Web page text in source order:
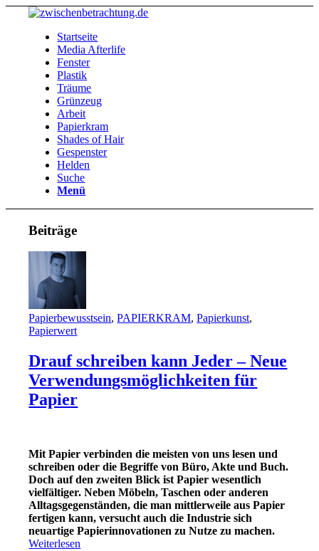
Startseite
Media Afterlife
Fenster
Plastik
Träume
Grünzeug
Arbeit
Papierkram
Shades of Hair
Gespenster
Helden
Suche
Menü
Beiträge
Papierbewusstsein,PAPIERKRAM,Papierkunst,
Papierwert
Drauf schreiben kann Jeder – Neue
Verwendungsmöglichkeiten für
Papier
Mit Papier verbinden die meisten von uns lesen und
schreiben oder die Begriffe von Büro, Akte und Buch.
Doch auf den zweiten Blick ist Papier wesentlich
vielfältiger. Neben Möbeln, Taschen oder anderen
Alltagsgegenständen, die man mittlerweile aus Papier
fertigen kann, versucht auch die Industrie sich
neuartige Papierinnovationen zu Nutze zu machen.
Weiterlesen